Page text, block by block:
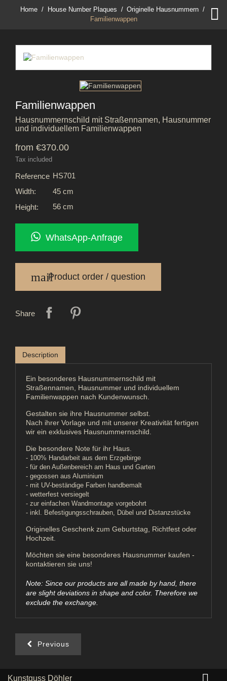

Home House Number Plaques
Originelle Hausnummern
Familienwappen
Familienwappen
Hausnummernschild mit Straßennamen, Hausnummer
und individuellem Familienwappen
from €370.00
Tax included
Reference HS701
Width:
45 cm
Height:
56 cm
WhatsApp-Anfrage
mailProduct order / question
Share
Description
Ein besonderes Hausnummernschild mit
Straßennamen, Hausnummer und individuellem
Familienwappen nach Kundenwunsch.
Gestalten sie ihre Hausnummer selbst.
Nach ihrer Vorlage und mit unserer Kreativität fertigen
wir ein exklusives Hausnummernschild.
Die besondere Note für ihr Haus.
- 100% Handarbeit aus dem Erzgebirge
- für den Außenbereich am Haus und Garten
- gegossen aus Aluminium
- mit UV-beständige Farben handbemalt
- wetterfest versiegelt
- zur einfachen Wandmontage vorgebohrt
- inkl. Befestigungsschrauben, Dübel und Distanzstücke
Originelles Geschenk zum Geburtstag, Richtfest oder
Hochzeit.
Möchten sie eine besonderes Hausnummer kaufen -
kontaktieren sie uns!
Note: Since our products are all made by hand, there
are slight deviations in shape and color. Therefore we
exclude the exchange.
Previous
Kunstguss Döhler 